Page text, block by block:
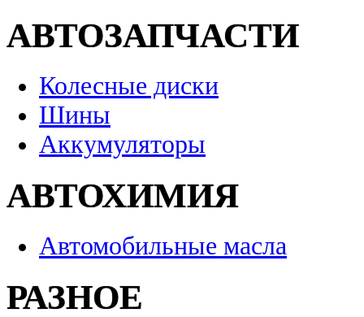
АВТОЗАПЧАСТИ
Колесные диски
Шины
Аккумуляторы
АВТОХИМИЯ
Автомобильные масла
РАЗНОЕ